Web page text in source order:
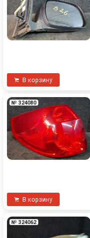
В корзину
№ 324080
В корзину
№ 324062